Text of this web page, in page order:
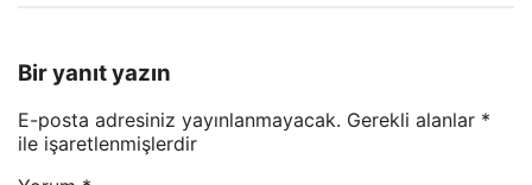
Bir yanıt yazın
E-posta adresiniz yayınlanmayacak. Gerekli alanlar *
ile işaretlenmişlerdir